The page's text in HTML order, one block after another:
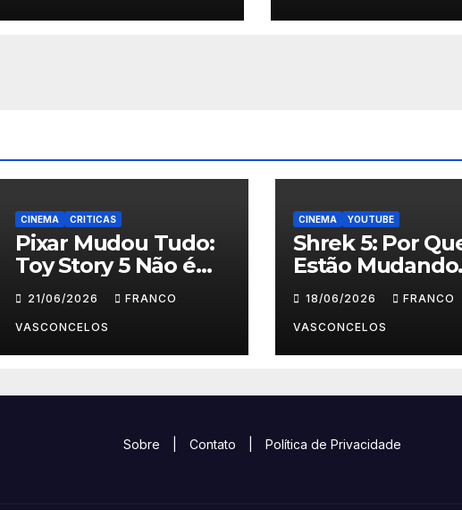
CINEMA CRITICAS
Pixar Mudou Tudo:
Toy Story 5 Não é
Para Crianças
21/06/2026 FRANCO
VASCONCELOS
CINEMA YOUTUBE
Shrek 5: Por
Estão Mudando
Tudo?
18/06/2026 FRANCO
VASCONCELOS
Sobre Contato Política de Privacidade